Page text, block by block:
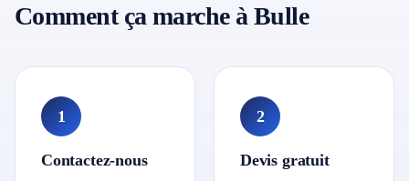
Comment ça marche à Bulle
1
Contactez-nous
2
Devis gratuit